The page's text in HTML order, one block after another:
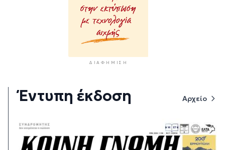
ΔΙΑΦΉΜΙΣΗ
Έντυπη έκδοση Αρχείο